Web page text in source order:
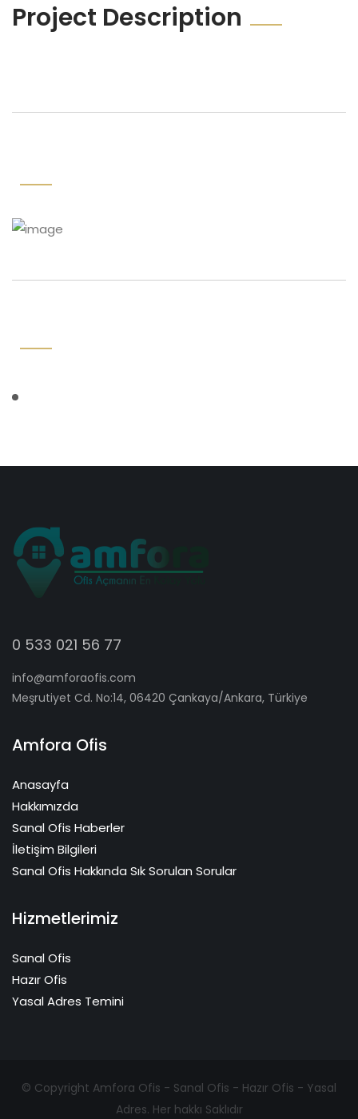
Project Description
0 533 021 56 77
info@amforaofis.com
Meşrutiyet Cd. No:14, 06420 Çankaya/Ankara, Türkiye
Amfora Ofis
Anasayfa
Hakkımızda
Sanal Ofis Haberler
İletişim Bilgileri
Sanal Ofis Hakkında Sık Sorulan Sorular
Hizmetlerimiz
Sanal Ofis
Hazır Ofis
Yasal Adres Temini
© Copyright Amfora Ofis - Sanal Ofis - Hazır Ofis - Yasal
Adres. Her hakkı Saklıdır